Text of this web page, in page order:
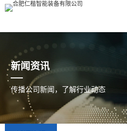
新闻资讯
传播公司新闻，了解行业动态